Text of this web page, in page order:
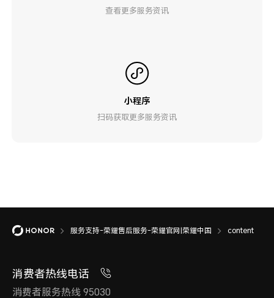
查看更多服务资讯
小程序
扫码获取更多服务资讯
服务支持-荣耀售后服务-荣耀官网|荣耀中国 content
消费者热线电话
消费者服务热线 95030